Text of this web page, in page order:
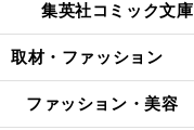
集英社コミック文庫
取材・ファッション
ファッション・美容